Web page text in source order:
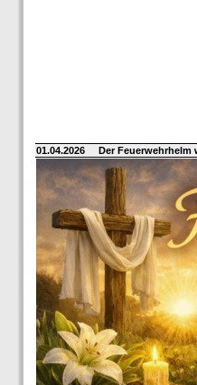
01.04.2026 Der